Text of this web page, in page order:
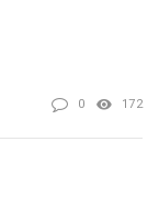
0 172